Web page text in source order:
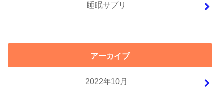
睡眠サプリ
アーカイブ
2022年10月